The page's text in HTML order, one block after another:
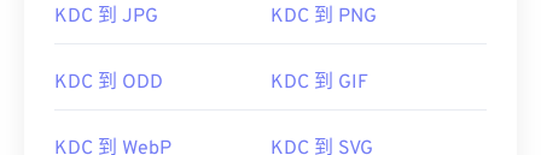
KDC 到 JPG KDC 到 PNG
KDC 到 ODD KDC 到 GIF
KDC 到 WebP KDC 到 SVG